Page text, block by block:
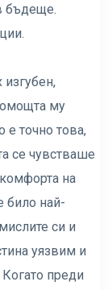
бъдеще.
му
е точно това,
се чувстваше
на
било най-
си и
уязвим и
преди